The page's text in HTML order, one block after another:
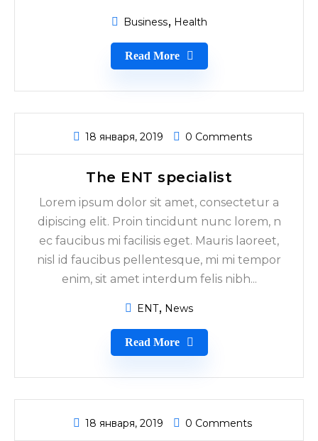
Business Health
Read More
18 января, 2019 0 Comments
The ENT specialist
Lorem ipsum dolor sit amet, consectetur a
dipiscing elit. Proin tincidunt nunc lorem, n
ec faucibus mi facilisis eget. Mauris laoreet,
nisl id faucibus pellentesque, mi mi tempor
enim, sit amet interdum felis nibh...
ENT News
Read More
18 января, 2019 0 Comments